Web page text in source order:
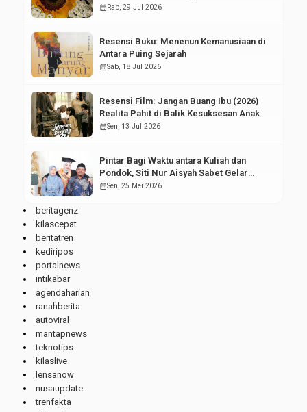
calendar_monthRab, 29 Jul 2026
Resensi Buku: Menenun Kemanusiaan di
Antara Puing Sejarah
calendar_monthSab, 18 Jul 2026
Resensi Film: Jangan Buang Ibu (2026)
Realita Pahit di Balik Kesuksesan Anak
calendar_monthSen, 13 Jul 2026
Pintar Bagi Waktu antara Kuliah dan
Pondok, Siti Nur Aisyah Sabet Gelar
Wisudawan Terbaik
calendar_monthSen, 25 Mei 2026
beritagenz
kilascepat
beritatren
kediripos
portalnews
intikabar
agendaharian
ranahberita
autoviral
mantapnews
teknotips
kilaslive
lensanow
nusaupdate
trenfakta